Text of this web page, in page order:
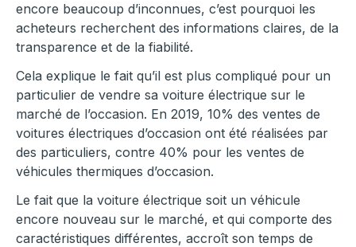
encore beaucoup d’inconnues, c’est pourquoi les
acheteurs recherchent des informations claires, de la
transparence et de la fiabilité.
Cela explique le fait qu’il est plus compliqué pour un
particulier de vendre sa voiture électrique sur le
marché de l’occasion. En 2019, 10% des ventes de
voitures électriques d’occasion ont été réalisées par
des particuliers, contre 40% pour les ventes de
véhicules thermiques d’occasion.
Le fait que la voiture électrique soit un véhicule
encore nouveau sur le marché, et qui comporte des
caractéristiques différentes, accroît son temps de